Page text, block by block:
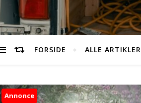
FORSIDE ALLE ARTIKLER
Annonce